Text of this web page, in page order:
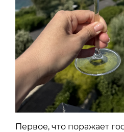
Первое, что поражает